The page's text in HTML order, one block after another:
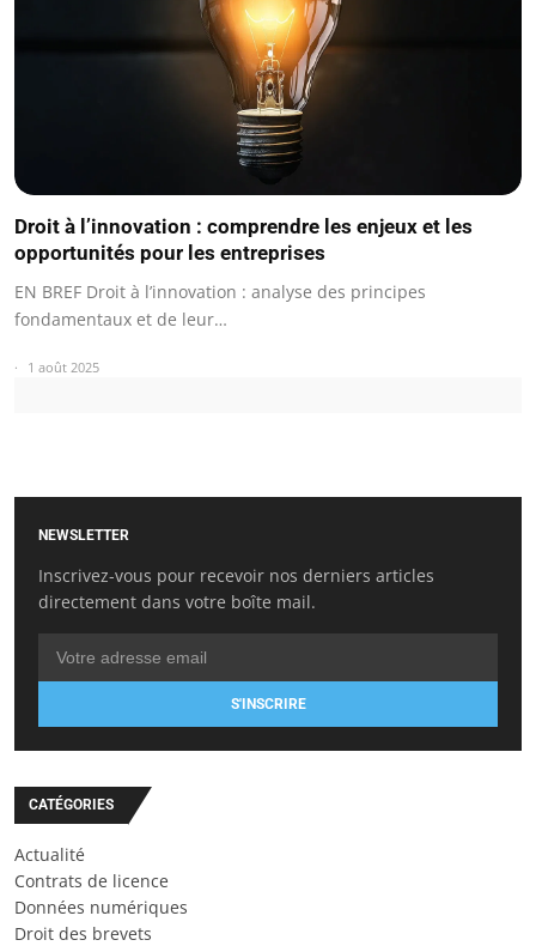
Droit à l’innovation : comprendre les enjeux et les
opportunités pour les entreprises
EN BREF Droit à l’innovation : analyse des principes
fondamentaux et de leur…
1 août 2025
NEWSLETTER
Inscrivez-vous pour recevoir nos derniers articles
directement dans votre boîte mail.
S'INSCRIRE
CATÉGORIES
Actualité
Contrats de licence
Données numériques
Droit des brevets